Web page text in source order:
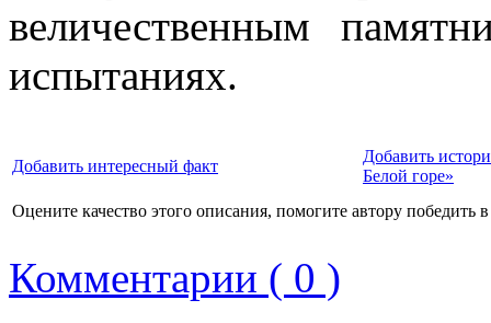
величественным
испытаниях.
Добавить интересный факт
Добавить
Белой горе»
Оцените качество этого описания, помогите автору победить
Комментарии ( 0 )